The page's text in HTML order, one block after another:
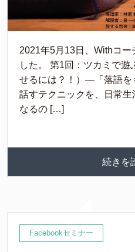
2021年5月13日、Withコー
した。 第1回：ツカミで遊
せるには？！）—「落語を
話すテクニックを、日常生
なるの […]
続きを
Facebookセミナー